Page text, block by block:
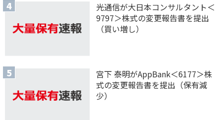
光通信が大日本コンサルタント＜
9797＞株式の変更報告書を提出
（買い増し）
宮下 泰明がAppBank＜6177＞株
式の変更報告書を提出（保有減
少）